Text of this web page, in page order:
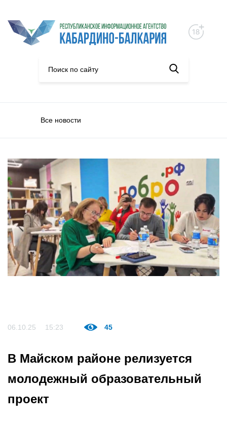
Все новости
Нацпроекты
06.10.25 15:23 45
В Майском районе релизуется
молодежный образовательный
проект